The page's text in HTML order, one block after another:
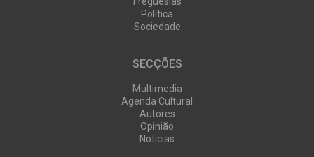
Política
Sociedade
SECÇÕES
Multimedia
Agenda Cultural
Autores
Opinião
Noticias